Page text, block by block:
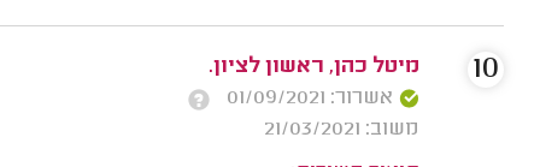
מיטל כהן, ראשון לציון.
אשרור: 01/09/2021
משוב: 21/03/2021
10